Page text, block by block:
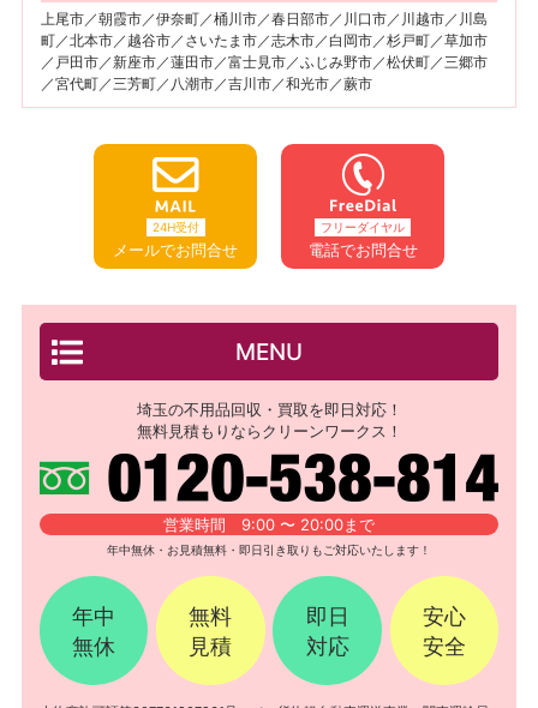
上尾市／朝霞市／伊奈町／桶川市／春日部市／川口市／川越市／川島
町／北本市／越谷市／さいたま市／志木市／白岡市／杉戸町／草加市
／戸田市／新座市／蓮田市／富士見市／ふじみ野市／松伏町／三郷市
／宮代町／三芳町／八潮市／吉川市／和光市／蕨市
24H受付
メールでお問合せ
フリーダイヤル
電話でお問合せ
MENU
埼玉の不用品回収・買取を即日対応！
無料見積もりならクリーンワークス！
営業時間 9:00 〜 20:00まで
年中無休・お見積無料・即日引き取りもご対応いたします！
年中
無休
無料
見積
即日
対応
安心
安全